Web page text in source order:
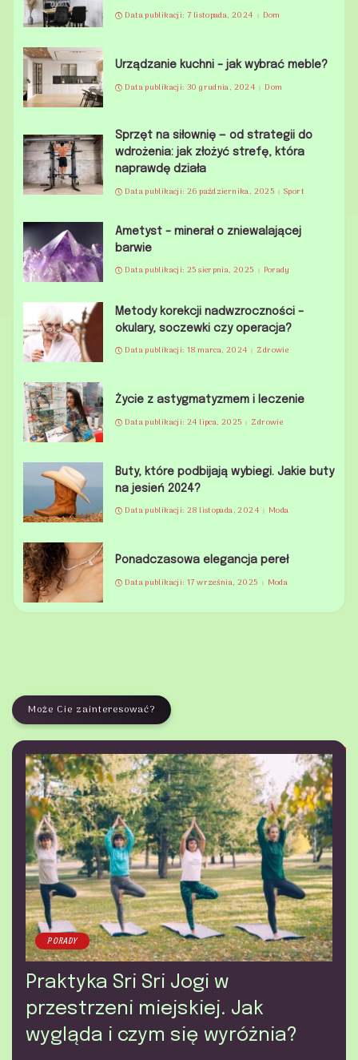
Data publikacji: 7 listopada, 2024 Dom
Urządzanie kuchni – jak wybrać meble?
Data publikacji: 30 grudnia, 2024 Dom
Sprzęt na siłownię — od strategii do
wdrożenia: jak złożyć strefę, która
naprawdę działa
Data publikacji: 26 października, 2025 Sport
Ametyst – minerał o zniewalającej
barwie
Data publikacji: 25 sierpnia, 2025 Porady
Metody korekcji nadwzroczności –
okulary, soczewki czy operacja?
Data publikacji: 18 marca, 2024 Zdrowie
Życie z astygmatyzmem i leczenie
Data publikacji: 24 lipca, 2025 Zdrowie
Buty, które podbijają wybiegi. Jakie buty
na jesień 2024?
Data publikacji: 28 listopada, 2024 Moda
Ponadczasowa elegancja pereł
Data publikacji: 17 września, 2025 Moda
Może Cie zainteresować?
PORADY
Praktyka Sri Sri Jogi w
przestrzeni miejskiej. Jak
wygląda i czym się wyróżnia?